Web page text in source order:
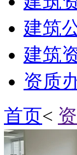
建筑
建筑
资质
首页<